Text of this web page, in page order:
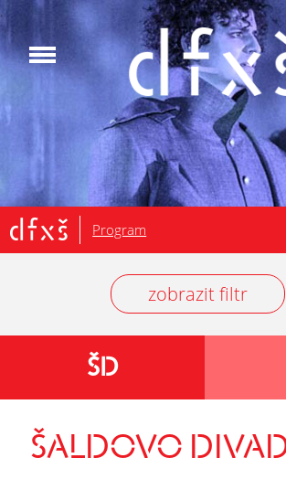
.
Program
zobrazit filtr
ŠD
ŠALDOVO